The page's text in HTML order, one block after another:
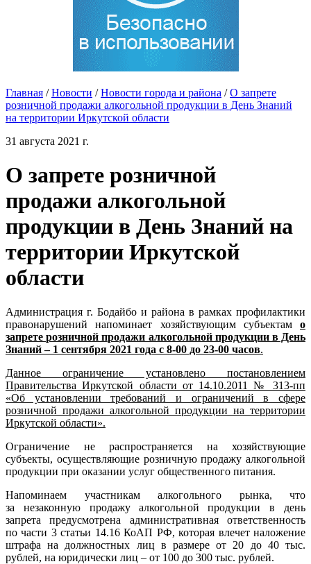
Главная / Новости / Новости города и района / О запрете
розничной продажи алкогольной продукции в День Знаний
на территории Иркутской области
31 августа 2021 г.
О запрете розничной
продажи алкогольной
продукции в День Знаний на
территории Иркутской
области
Администрация г. Бодайбо и района в рамках профилактики
правонарушений напоминает хозяйствующим субъектам о
запрете розничной продажи алкогольной продукции в День
Знаний – 1 сентября 2021 года с 8-00 до 23-00 часов.
Данное ограничение установлено постановлением
Правительства Иркутской области от 14.10.2011 № 313-пп
«Об установлении требований и ограничений в сфере
розничной продажи алкогольной продукции на территории
Иркутской области».
Ограничение не распространяется на хозяйствующие
субъекты, осуществляющие розничную продажу алкогольной
продукции при оказании услуг общественного питания.
Напоминаем участникам алкогольного рынка, что
за незаконную продажу алкогольной продукции в день
запрета предусмотрена административная ответственность
по части 3 статьи 14.16 КоАП РФ, которая влечет наложение
штрафа на должностных лиц в размере от 20 до 40 тыс.
рублей, на юридически лиц – от 100 до 300 тыс. рублей.